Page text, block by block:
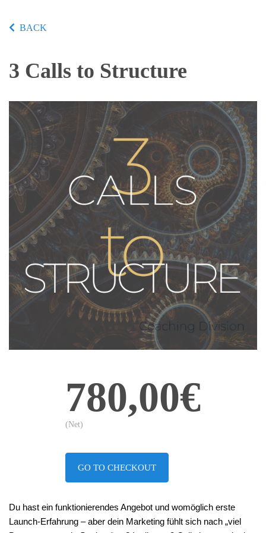
BACK
3 Calls to Structure
780,00€
(Net)
GO TO CHECKOUT
Du hast ein funktionierendes Angebot und womöglich erste
Launch-Erfahrung – aber dein Marketing fühlt sich nach „viel